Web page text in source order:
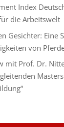
Index
die Arbeitswelt
Gesichter: Eine
von
mit Prof. Dr.